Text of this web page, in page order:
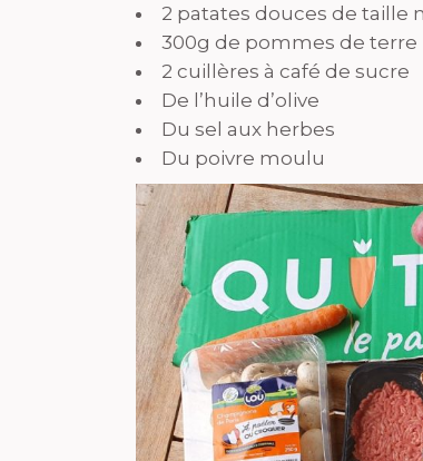
2 patates douces de taille
300g de pommes de terre
2 cuillères à café de sucre
De l’huile d’olive
Du sel aux herbes
Du poivre moulu